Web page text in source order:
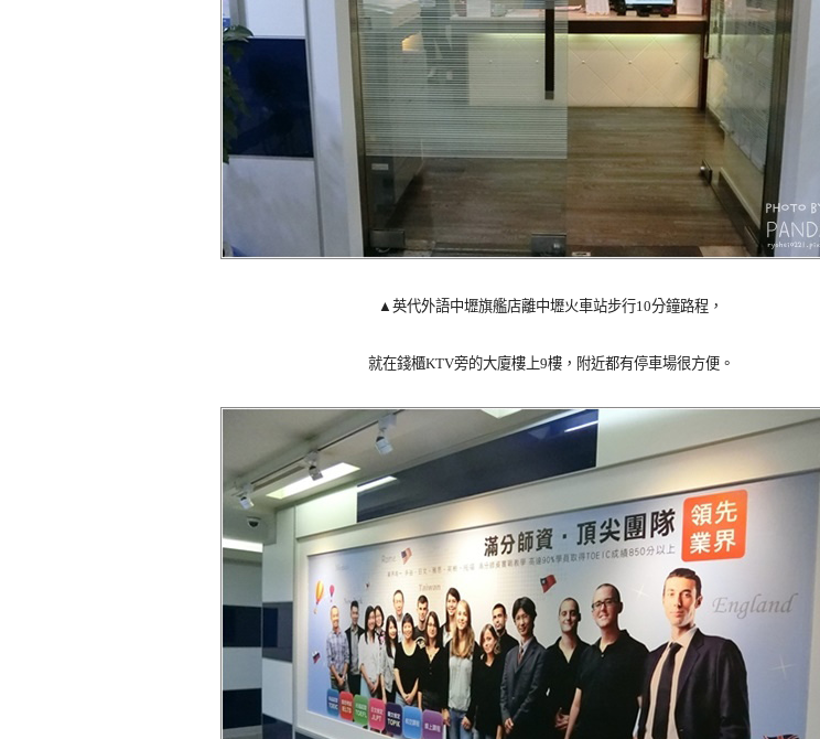
▲英代外語中壢旗艦店離中壢火車站步行10分鐘路程，
就在錢櫃KTV旁的大廈樓上9樓，附近都有停車場很方便。